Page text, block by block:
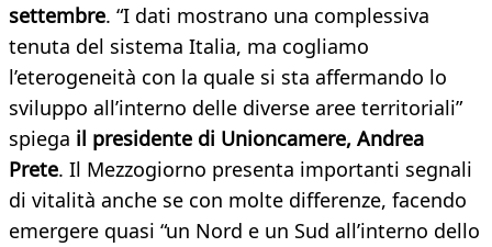
settembre. “I dati mostrano una complessiva
tenuta del sistema Italia, ma cogliamo
l’eterogeneità con la quale si sta affermando lo
sviluppo all’interno delle diverse aree territoriali”
spiega il presidente di Unioncamere, Andrea
Prete. Il Mezzogiorno presenta importanti segnali
di vitalità anche se con molte differenze, facendo
emergere quasi “un Nord e un Sud all’interno dello